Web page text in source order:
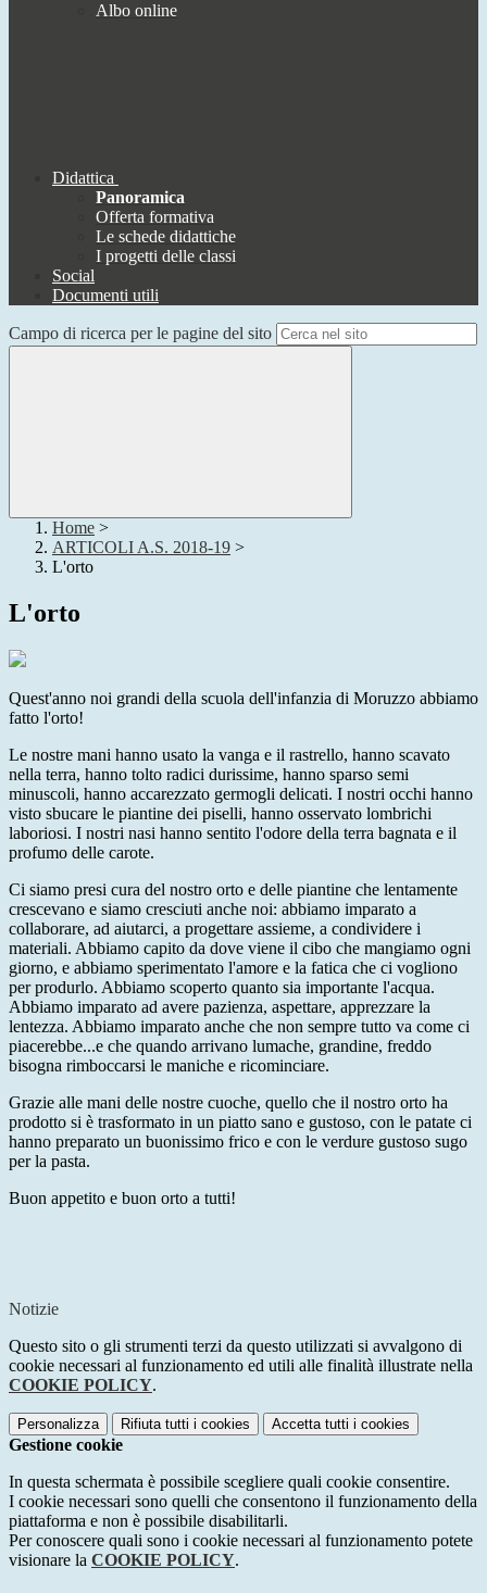
Albo online
Didattica
Panoramica
Offerta formativa
Le schede didattiche
I progetti delle classi
Social
Documenti utili
Campo di ricerca per le pagine del sito
Home >
ARTICOLI A.S. 2018-19 >
L'orto
L'orto
Quest'anno noi grandi della scuola dell'infanzia di Moruzzo abbiamo
fatto l'orto!
Le nostre mani hanno usato la vanga e il rastrello, hanno scavato
nella terra, hanno tolto radici durissime, hanno sparso semi
minuscoli, hanno accarezzato germogli delicati. I nostri occhi hanno
visto sbucare le piantine dei piselli, hanno osservato lombrichi
laboriosi. I nostri nasi hanno sentito l'odore della terra bagnata e il
profumo delle carote.
Ci siamo presi cura del nostro orto e delle piantine che lentamente
crescevano e siamo cresciuti anche noi: abbiamo imparato a
collaborare, ad aiutarci, a progettare assieme, a condividere i
materiali. Abbiamo capito da dove viene il cibo che mangiamo ogni
giorno, e abbiamo sperimentato l'amore e la fatica che ci vogliono
per produrlo. Abbiamo scoperto quanto sia importante l'acqua.
Abbiamo imparato ad avere pazienza, aspettare, apprezzare la
lentezza. Abbiamo imparato anche che non sempre tutto va come ci
piacerebbe...e che quando arrivano lumache, grandine, freddo
bisogna rimboccarsi le maniche e ricominciare.
Grazie alle mani delle nostre cuoche, quello che il nostro orto ha
prodotto si è trasformato in un piatto sano e gustoso, con le patate ci
hanno preparato un buonissimo frico e con le verdure gustoso sugo
per la pasta.
Buon appetito e buon orto a tutti!
Notizie
Questo sito o gli strumenti terzi da questo utilizzati si avvalgono di
cookie necessari al funzionamento ed utili alle finalità illustrate nella
COOKIE POLICY.
Personalizza Rifiuta tutti i cookies Accetta tutti i cookies
Gestione cookie
In questa schermata è possibile scegliere quali cookie consentire.
I cookie necessari sono quelli che consentono il funzionamento della
piattaforma e non è possibile disabilitarli.
Per conoscere quali sono i cookie necessari al funzionamento potete
visionare la COOKIE POLICY.